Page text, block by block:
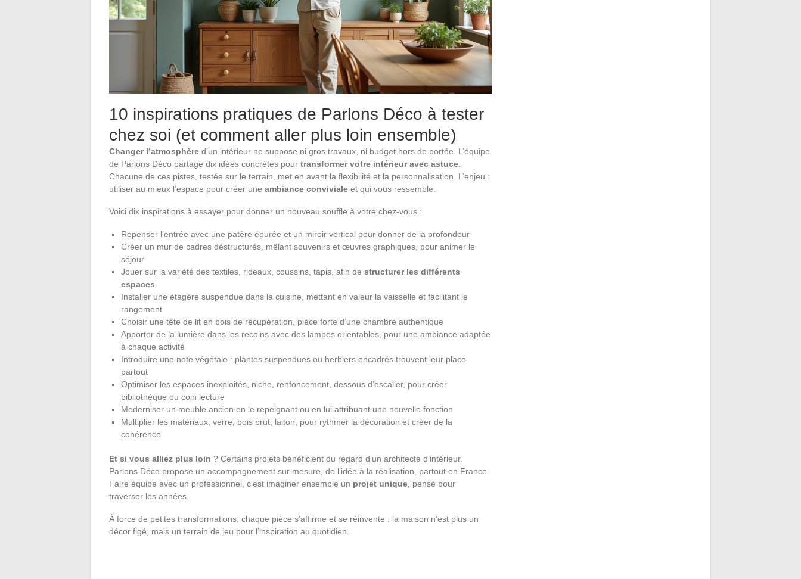
10 inspirations pratiques de Parlons Déco à tester
chez soi (et comment aller plus loin ensemble)
Changer l’atmosphère d’un intérieur ne suppose ni gros travaux, ni budget hors de portée. L’équipe
de Parlons Déco partage dix idées concrètes pour transformer votre intérieur avec astuce
Chacune de ces pistes, testée sur le terrain, met en avant la flexibilité et la personnalisation. L’enjeu :
utiliser au mieux l’espace pour créer une ambiance conviviale et qui vous ressemble.
Voici dix inspirations à essayer pour donner un nouveau souffle à votre chez-vous :
Repenser l’entrée avec une patère épurée et un miroir vertical pour donner de la profondeur
Créer un mur de cadres déstructurés, mêlant souvenirs et œuvres graphiques, pour animer le
séjour
Jouer sur la variété des textiles, rideaux, coussins, tapis, afin de structurer les différents
espaces
Installer une étagère suspendue dans la cuisine, mettant en valeur la vaisselle et facilitant le
rangement
Choisir une tête de lit en bois de récupération, pièce forte d’une chambre authentique
Apporter de la lumière dans les recoins avec des lampes orientables, pour une ambiance adaptée
à chaque activité
Introduire une note végétale : plantes suspendues ou herbiers encadrés trouvent leur place
partout
Optimiser les espaces inexploités, niche, renfoncement, dessous d’escalier, pour créer
bibliothèque ou coin lecture
Moderniser un meuble ancien en le repeignant ou en lui attribuant une nouvelle fonction
Multiplier les matériaux, verre, bois brut, laiton, pour rythmer la décoration et créer de la
cohérence
Et si vous alliez plus loin ? Certains projets bénéficient du regard d’un architecte d’intérieur.
Parlons Déco propose un accompagnement sur mesure, de l’idée à la réalisation, partout en France.
Faire équipe avec un professionnel, c’est imaginer ensemble un projet unique , pensé pour
traverser les années.
À force de petites transformations, chaque pièce s’affirme et se réinvente : la maison n’est plus un
décor figé, mais un terrain de jeu pour l’inspiration au quotidien.